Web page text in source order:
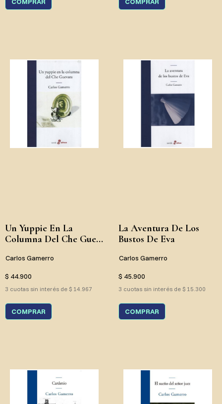
Un Yuppie En La
Columna Del Che Gue...
Carlos Gamerro
$ 44.900
3 cuotas sin interés de $ 14.967
COMPRAR
La Aventura De Los
Bustos De Eva
Carlos Gamerro
$ 45.900
3 cuotas sin interés de $ 15.300
COMPRAR